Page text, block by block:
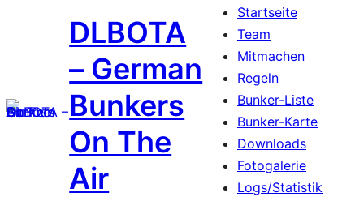
DLBOTA
– German
Bunkers
On The
Air
Startseite
Team
Mitmachen
Regeln
Bunker-Liste
Bunker-Karte
Downloads
Fotogalerie
Logs/Statistik